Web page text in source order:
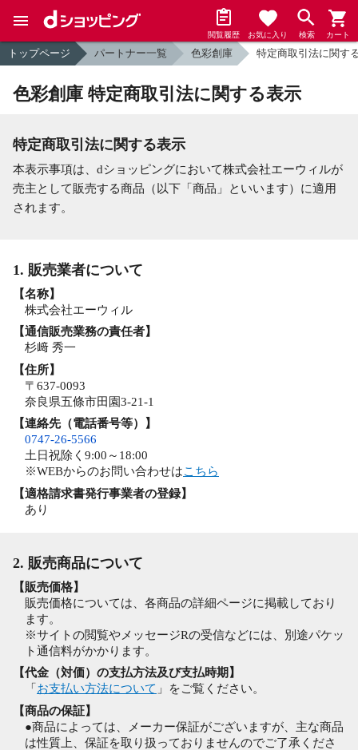
閲覧履歴 お気に入り 検索 カート
トップページ パートナー一覧 色彩創庫 特定商取引法に関す
色彩創庫 特定商取引法に関する表示
特定商取引法に関する表示
本表示事項は、dショッピングにおいて株式会社エーウィルが
売主として販売する商品（以下「商品」といいます）に適用
されます。
1. 販売業者について
【名称】
株式会社エーウィル
【通信販売業務の責任者】
杉﨑 秀一
【住所】
〒637-0093
奈良県五條市田園3-21-1
【連絡先（電話番号等）】
0747-26-5566
土日祝除く9:00～18:00
※WEBからのお問い合わせはこちら
【適格請求書発行事業者の登録】
あり
2. 販売商品について
【販売価格】
販売価格については、各商品の詳細ページに掲載しており
ます。
※サイトの閲覧やメッセージRの受信などには、別途パケッ
ト通信料がかかります。
【代金（対価）の支払方法及び支払時期】
「 お支払い方法について 」をご覧ください。
【商品の保証】
●商品によっては、メーカー保証がございますが、主な商品
は性質上、保証を取り扱っておりませんのでご了承くださ